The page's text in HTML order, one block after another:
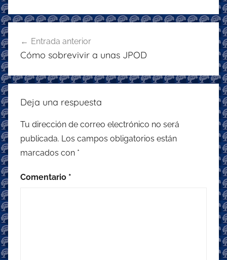
er e
b
o
o
k
s
A
p
p
gr
a
l
Navegación
de
entradas
Entrada anterior
Cómo sobrevivir a unas JPOD
Deja una respuesta
Tu dirección de correo electrónico no será
publicada. Los campos obligatorios están
marcados con *
Comentario *